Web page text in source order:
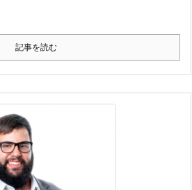
記事を読む